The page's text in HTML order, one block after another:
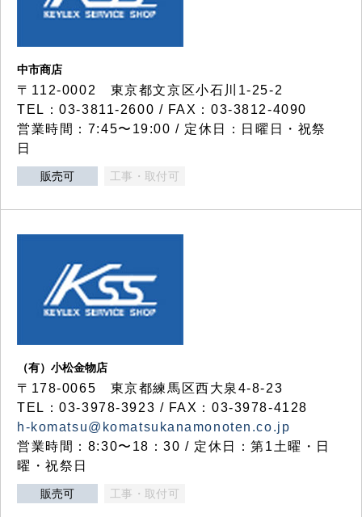
中市商店
〒112-0002 東京都文京区小石川1-25-2
TEL：03-3811-2600 / FAX：03-3812-4090
営業時間：7:45〜19:00 / 定休日：日曜日・祝祭
日
販売可 工事・取付可
（有）小松金物店
〒178-0065 東京都練馬区西大泉4-8-23
TEL：03-3978-3923 / FAX：03-3978-4128
h-komatsu@komatsukanamonoten.co.jp
営業時間：8:30〜18：30 / 定休日：第1土曜・日
曜・祝祭日
販売可 工事・取付可